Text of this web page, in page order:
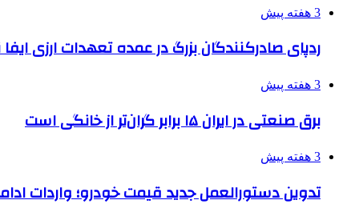
3 هفته پیش
ردپای صادرکنندگان بزرگ در عمده تعهدات ارزی
3 هفته پیش
برق صنعتی در ایران ۱۵ برابر گران‌تر از خانگی است
3 هفته پیش
تدوین دستورالعمل جدید قیمت خودرو؛ واردات